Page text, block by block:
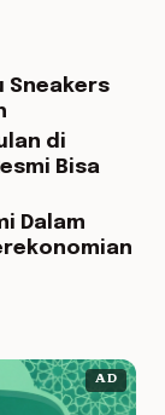
Sneakers
di
Bisa
Dalam
AD